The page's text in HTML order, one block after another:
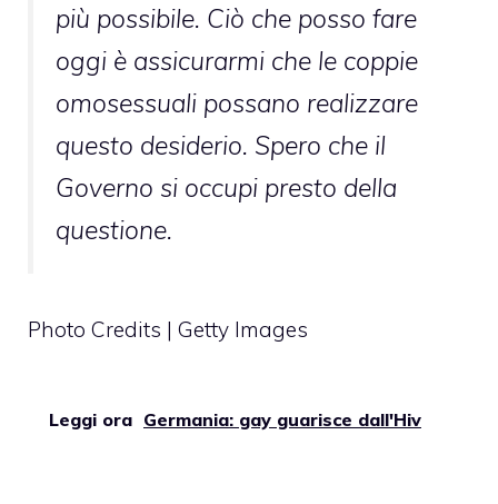
più possibile. Ciò che posso fare
oggi è assicurarmi che le coppie
omosessuali possano realizzare
questo desiderio. Spero che il
Governo si occupi presto della
questione.
Photo Credits | Getty Images
Leggi ora Germania: gay guarisce dall'Hiv